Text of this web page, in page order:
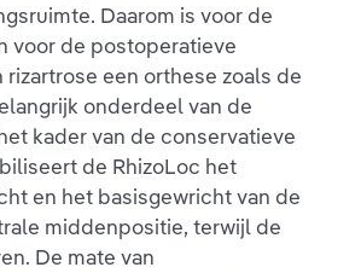
Daarom is voor de
voor de postoperatieve
een orthese zoals de
onderdeel van de
kader van de conservatieve
de RhizoLoc het
en het basisgewricht van de
middenpositie, terwijl de
De mate van